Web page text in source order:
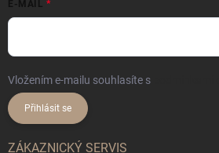
E-MAIL
Vložením e-mailu souhlasíte s
Přihlásit se
ZÁKAZNICKÝ SERVIS